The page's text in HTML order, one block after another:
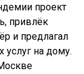
проект
привлёк
и предлагал
на дому.